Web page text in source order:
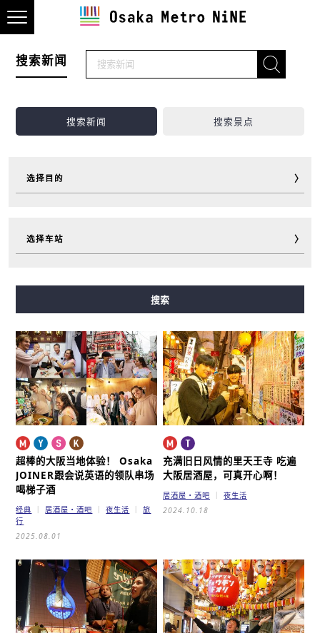
搜索新闻
搜索新闻 搜索景点
选择目的
游玩
选择车站
搜索
超棒的大阪当地体验！ Osaka
JOINER跟会说英语的领队串场
喝梯子酒
经典 居酒屋・酒吧 夜生活
旅
行
2025.08.01
充满旧日风情的里天王寺 吃遍
大阪居酒屋，可真开心啊！
居酒屋・酒吧
夜生活
2024.10.18